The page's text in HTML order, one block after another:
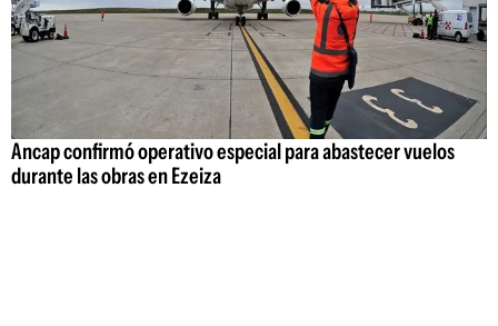
Ancap confirmó operativo especial para abastecer vuelos
durante las obras en Ezeiza